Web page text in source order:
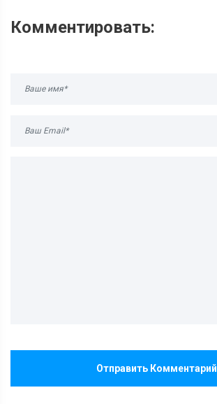
Комментировать:
Отправить Комментарий